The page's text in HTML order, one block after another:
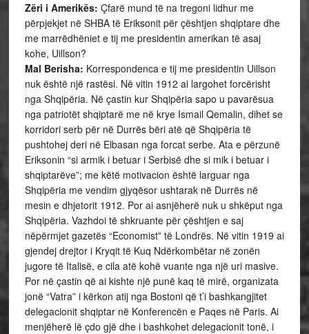
Zëri i Amerikës: Çfarë mund të na tregoni lidhur me
përpjekjet në SHBA të Eriksonit për çështjen shqiptare dhe
me marrëdhëniet e tij me presidentin amerikan të asaj
kohe, Uillson?
Mal Berisha: Korrespondenca e tij me presidentin Uillson
nuk është një rastësi. Në vitin 1912 ai largohet forcërisht
nga Shqipëria. Në çastin kur Shqipëria sapo u pavarësua
nga patriotët shqiptarë me në krye Ismail Qemalin, dihet se
korridori serb për në Durrës bëri atë që Shqipëria të
pushtohej deri në Elbasan nga forcat serbe. Ata e përzunë
Eriksonin “si armik i betuar i Serbisë dhe si mik i betuar i
shqiptarëve”; me këtë motivacion është larguar nga
Shqipëria me vendim gjyqësor ushtarak në Durrës në
mesin e dhjetorit 1912. Por ai asnjëherë nuk u shkëput nga
Shqipëria. Vazhdoi të shkruante për çështjen e saj
nëpërmjet gazetës “Economist” të Londrës. Në vitin 1919 ai
gjendej drejtor i Kryqit të Kuq Ndërkombëtar në zonën
jugore të Italisë, e cila atë kohë vuante nga një uri masive.
Por në çastin që ai kishte një punë kaq të mirë, organizata
jonë “Vatra” i kërkon atij nga Bostoni që t’i bashkangjitet
delegacionit shqiptar në Konferencën e Paqes në Paris. Ai
menjëherë lë çdo gjë dhe i bashkohet delegacionit tonë, i